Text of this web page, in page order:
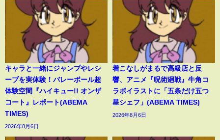
キャラと一緒にジャンプやレシ
ーブを実体験！バレーボール超
体験空間『ハイキュー!! オンザ
コート』レポート(ABEMA
TIMES)
2026年8月6日
着こなしがまるで高級店と反
響、アニメ『呪術廻戦』牛角コ
ラボイラストに「五条だけ五つ
星シェフ」(ABEMA TIMES)
2026年8月6日